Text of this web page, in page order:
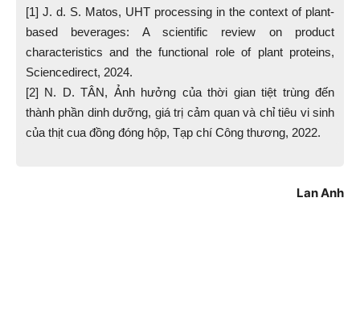
[1] J. d. S. Matos, UHT processing in the context of plant-
based beverages: A scientific review on product
characteristics and the functional role of plant proteins,
Sciencedirect, 2024.
[2] N. D. TÂN, Ảnh hưởng của thời gian tiệt trùng đến
thành phần dinh dưỡng, giá trị cảm quan và chỉ tiêu vi sinh
của thịt cua đồng đóng hộp, Tạp chí Công thương, 2022.
Lan Anh